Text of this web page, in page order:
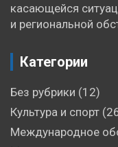
касающейся
и региональной
Категории
Без рубрики (12)
Культура и спорт
Международное